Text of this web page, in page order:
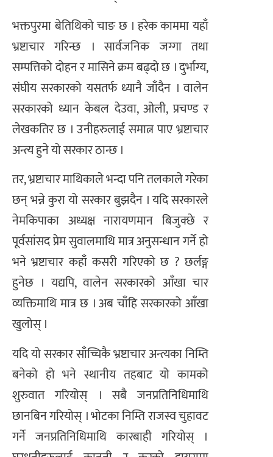
भक्तपुरमा बेतिथिको चाङ छ । हरेक काममा यहाँ
भ्रष्टाचार गरिन्छ । सार्वजनिक जग्गा तथा
सम्पत्तिको दोहन र मासिने क्रम बढ्दो छ । दुर्भाग्य,
संघीय सरकारको यसतर्फ ध्यानै जाँदैन । वालेन
सरकारको ध्यान केबल देउवा, ओली, प्रचण्ड र
लेखकतिर छ । उनीहरुलाई समात्न पाए भ्रष्टाचार
अन्त्य हुने यो सरकार ठान्छ ।
तर, भ्रष्टाचार माथिकाले भन्दा पनि तलकाले गरेका
छन् भन्ने कुरा यो सरकार बुझदैन । यदि सरकारले
नेमकिपाका अध्यक्ष नारायणमान बिजुक्छे र
पूर्वसांसद प्रेम सुवालमाथि मात्र अनुसन्धान गर्ने हो
भने भ्रष्टाचार कहाँ कसरी गरिएको छ ? छर्लङ्ग
हुनेछ । यद्यपि, वालेन सरकारको आँखा चार
व्यक्तिमाथि मात्र छ । अब चाँहि सरकारको आँखा
खुलोस् ।
यदि यो सरकार साँच्चिकै भ्रष्टाचार अन्त्यका निम्ति
बनेको हो भने स्थानीय तहबाट यो कामको
शुरुवात गरियोस् । सबै जनप्रतिनिधिमाथि
छानबिन गरियोस् । भोटका निम्ति राजस्व चुहावट
गर्ने जनप्रतिनिधिमाथि कारबाही गरियोस् ।